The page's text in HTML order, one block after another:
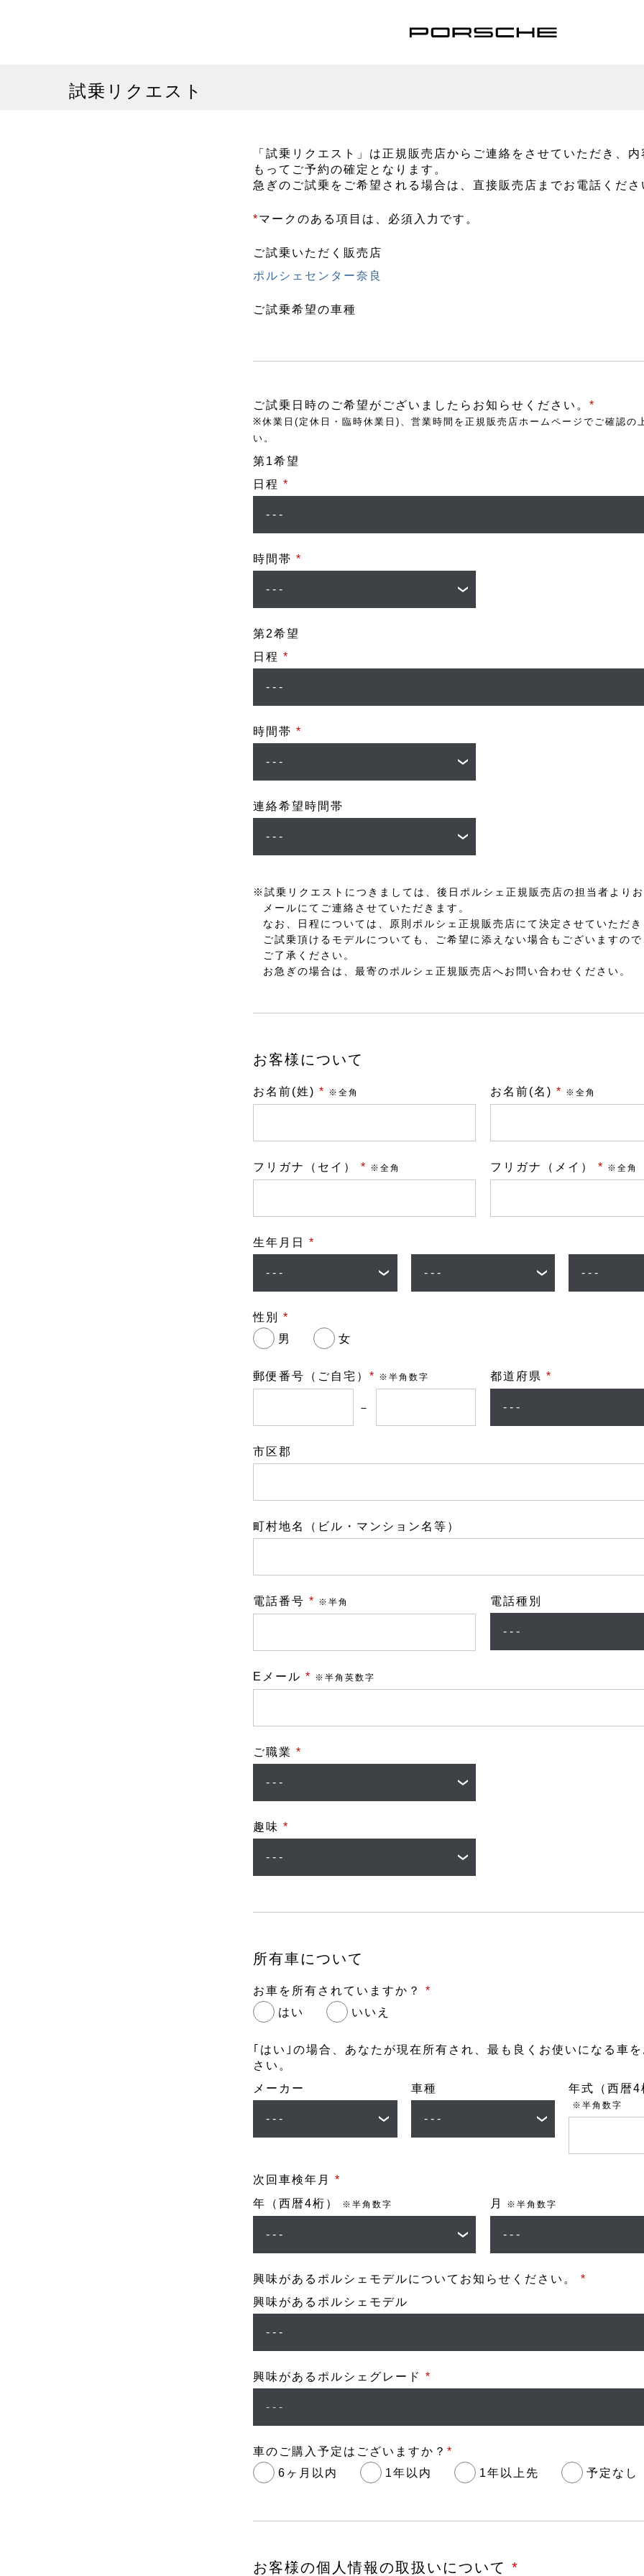
試乗リクエスト
「試乗リクエスト」は正規販売店からご連絡をさせていただき、内
もってご予約の確定となります。
急ぎのご試乗をご希望される場合は、直接販売店までお電話くださ
*マークのある項目は、必須入力です。
ご試乗いただく販売店
ポルシェセンター奈良
ご試乗希望の車種
ご試乗日時のご希望がございましたらお知らせください。 *
※休業日(定休日・臨時休業日)、営業時間を正規販売店ホームページでご確認の
い。
第1希望
日程 *
時間帯 *
第2希望
日程 *
時間帯 *
連絡希望時間帯
※試乗リクエストにつきましては、後日ポルシェ正規販売店の担当者より
メールにてご連絡させていただきます。
なお、日程については、原則ポルシェ正規販売店にて決定させていただき
ご試乗頂けるモデルについても、ご希望に添えない場合もございますの
ご了承ください。
お急ぎの場合は、最寄のポルシェ正規販売店へお問い合わせください。
お客様について
お名前(姓) * ※全角 お名前(名) * ※全角
フリガナ（セイ） * ※全角 フリガナ（メイ） * ※全角
生年月日 *
性別 *
男
女
郵便番号（ご自宅） * ※半角数字
－
都道府県 *
市区郡
町村地名（ビル・マンション名等）
電話番号 * ※半角 電話種別
Eメール * ※半角英数字
ご職業 *
趣味 *
所有車について
お車を所有されていますか？ *
はい
いいえ
｢はい｣の場合、あなたが現在所有され、最も良くお使いになる車
さい。
メーカー
車種 年式（西暦4
※半角数字
次回車検年月 *
年（西暦4桁）
※半角数字 月 ※半角数字
興味があるポルシェモデルについてお知らせください。 *
興味があるポルシェモデル
興味があるポルシェグレード *
車のご購入予定はございますか？ *
6ヶ月以内
1年以内 1年以上先 予定なし
お客様の個人情報の取扱いについて *